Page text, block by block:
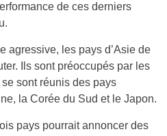
de ces derniers
agressive, les pays d’Asie de
Ils sont préoccupés par les
sont réunis des pays
la Corée du Sud et le Japon.
pays pourrait annoncer des